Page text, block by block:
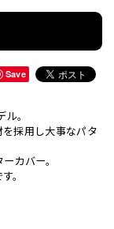
Save
。
採用し大事なパタ
カバー。
。